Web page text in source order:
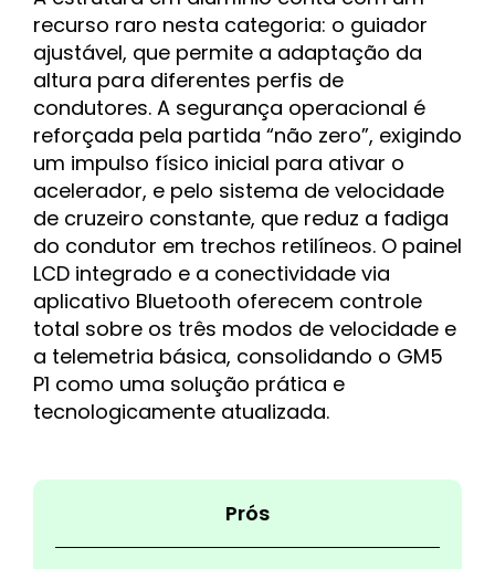
recurso raro nesta categoria: o guiador
ajustável, que permite a adaptação da
altura para diferentes perfis de
condutores. A segurança operacional é
reforçada pela partida “não zero”, exigindo
um impulso físico inicial para ativar o
acelerador, e pelo sistema de velocidade
de cruzeiro constante, que reduz a fadiga
do condutor em trechos retilíneos. O painel
LCD integrado e a conectividade via
aplicativo Bluetooth oferecem controle
total sobre os três modos de velocidade e
a telemetria básica, consolidando o GM5
P1 como uma solução prática e
tecnologicamente atualizada.
Prós